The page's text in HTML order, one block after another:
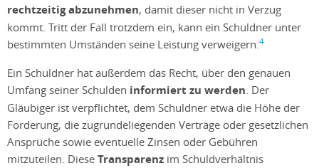
rechtzeitig abzunehmen, damit dieser nicht in Verzug
kommt. Tritt der Fall trotzdem ein, kann ein Schuldner unter
bestimmten Umständen seine Leistung verweigern. 4
Ein Schuldner hat außerdem das Recht, über den genauen
Umfang seiner Schulden informiert zu werden . Der
Gläubiger ist verpflichtet, dem Schuldner etwa die Höhe der
Forderung, die zugrundeliegenden Verträge oder gesetzlichen
Ansprüche sowie eventuelle Zinsen oder Gebühren
mitzuteilen. Diese Transparenz im Schuldverhältnis